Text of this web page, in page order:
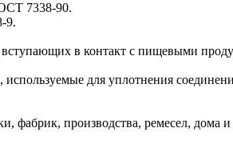
7338-90.
9.
в контакт с пищевыми
для уплотнения
производства, ремесел, дома и